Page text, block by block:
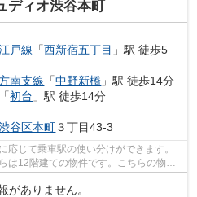
ディオ渋谷本町
戸線 「西新宿五丁目 」駅 徒歩5
南支線 「中野新橋 」駅 徒歩14分
「初台 」駅 徒歩14分
谷区本町３丁目43-3
応じて乗車駅の使い分けができます。
12階建ての物件です。こちらの物件
ア...
がありません。